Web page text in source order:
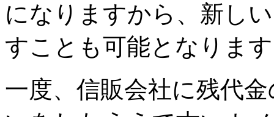
になりますから、新し
すことも可能となりま
一度、信販会社に残代